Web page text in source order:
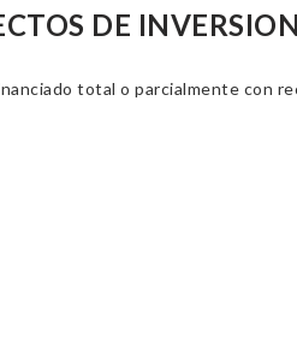
DE
total o parcialmente con